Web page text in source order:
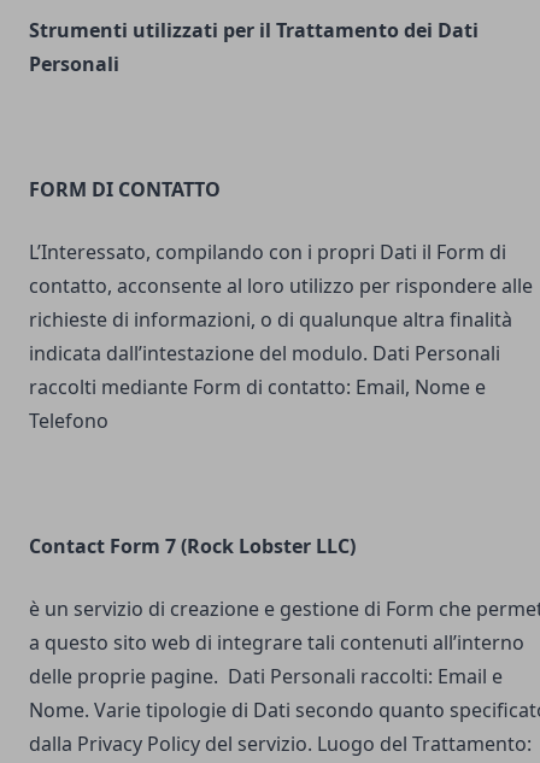
Strumenti utilizzati per il Trattamento dei Dati
Personali
FORM DI CONTATTO
L’Interessato, compilando con i propri Dati il Form di
contatto, acconsente al loro utilizzo per rispondere alle
richieste di informazioni, o di qualunque altra finalità
indicata dall’intestazione del modulo. Dati Personali
raccolti mediante Form di contatto: Email, Nome e
Telefono
Contact Form 7 (Rock Lobster LLC)
è un servizio di creazione e gestione di Form che
a questo sito web di integrare tali contenuti all’interno
delle proprie pagine. Dati Personali raccolti: Email e
Nome. Varie tipologie di Dati secondo quanto
dalla Privacy Policy del servizio. Luogo del Trattamento: